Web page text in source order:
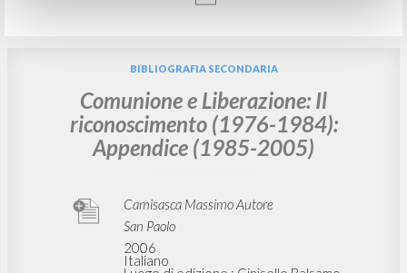
Geheimnis der Menschwerdung
Giussani Luigi Autore
CL
2000
Tedesco
Luogo di edizione : Aachen
Pagine: 8